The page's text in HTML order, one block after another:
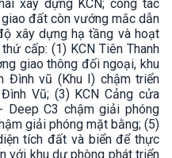
xây dựng KCN; công tác
đất còn vướng mắc dẫn
xây dựng hạ tầng và hoạt
cấp: (1) KCN Tiên Thanh
giao thông đối ngoại, khu
Đình vũ (Khu I) chậm triển
Vũ; (3) KCN Cảng cửa
Deep C3 chậm giải phóng
giải phóng mặt bằng; (5)
tích đất và biển để thực
với khu dự phòng phát triển